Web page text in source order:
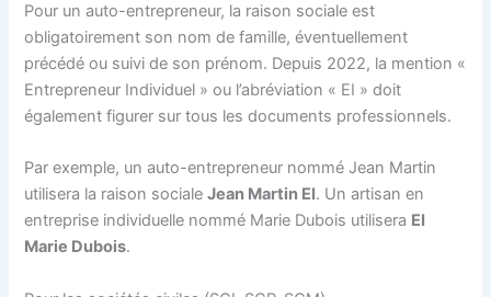
Pour un auto-entrepreneur, la raison sociale est
obligatoirement son nom de famille, éventuellement
précédé ou suivi de son prénom. Depuis 2022, la mention «
Entrepreneur Individuel » ou l’abréviation « EI » doit
également figurer sur tous les documents professionnels.
Par exemple, un auto-entrepreneur nommé Jean Martin
utilisera la raison socialeJean Martin EI. Un artisan en
entreprise individuelle nommé Marie Dubois utilisera EI
Marie Dubois.